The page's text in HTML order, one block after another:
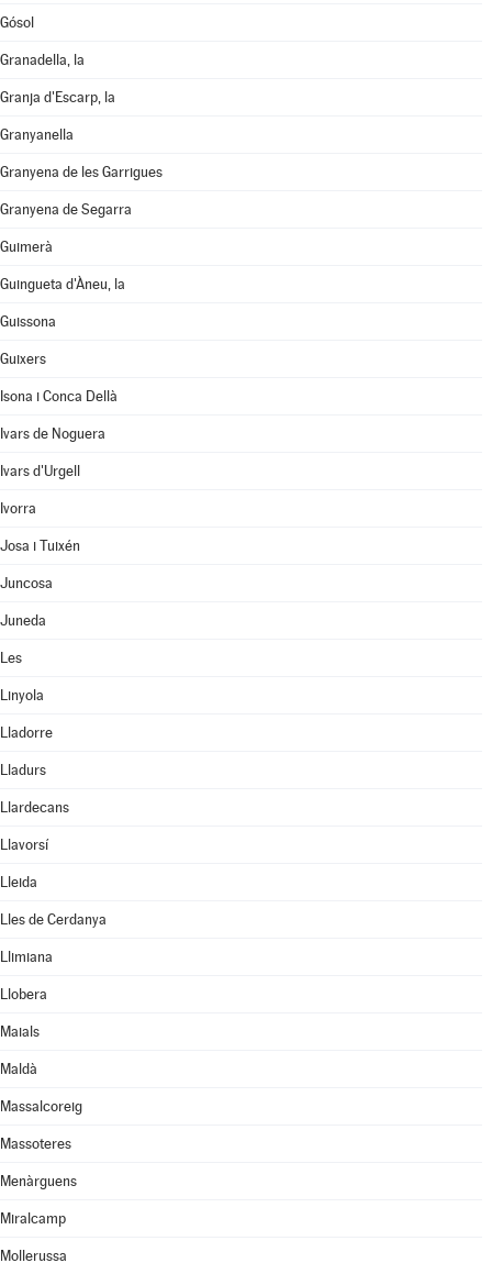
Gósol
Granadella, la
Granja d'Escarp, la
Granyanella
Granyena de les Garrigues
Granyena de Segarra
Guimerà
Guingueta d'Àneu, la
Guissona
Guixers
Isona i Conca Dellà
Ivars de Noguera
Ivars d'Urgell
Ivorra
Josa i Tuixén
Juncosa
Juneda
Les
Linyola
Lladorre
Lladurs
Llardecans
Llavorsí
Lleida
Lles de Cerdanya
Llimiana
Llobera
Maials
Maldà
Massalcoreig
Massoteres
Menàrguens
Miralcamp
Mollerussa